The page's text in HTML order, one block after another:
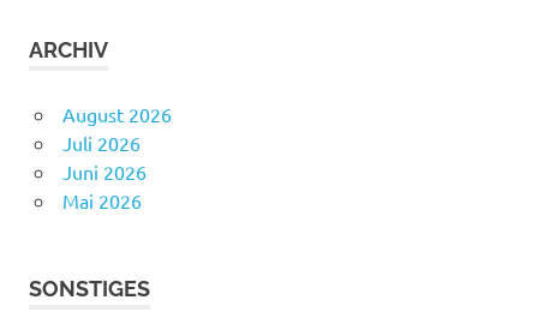
ARCHIV
August 2026
Juli 2026
Juni 2026
Mai 2026
SONSTIGES